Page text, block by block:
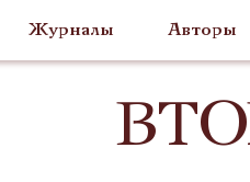
Журналы Авторы